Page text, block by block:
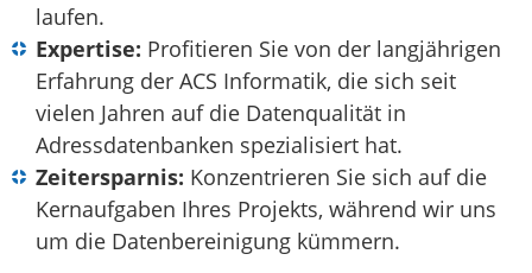
laufen.
Expertise: Profitieren Sie von der langjährigen
Erfahrung der ACS Informatik, die sich seit
vielen Jahren auf die Datenqualität in
Adressdatenbanken spezialisiert hat.
Zeitersparnis: Konzentrieren Sie sich auf die
Kernaufgaben Ihres Projekts, während wir uns
um die Datenbereinigung kümmern.